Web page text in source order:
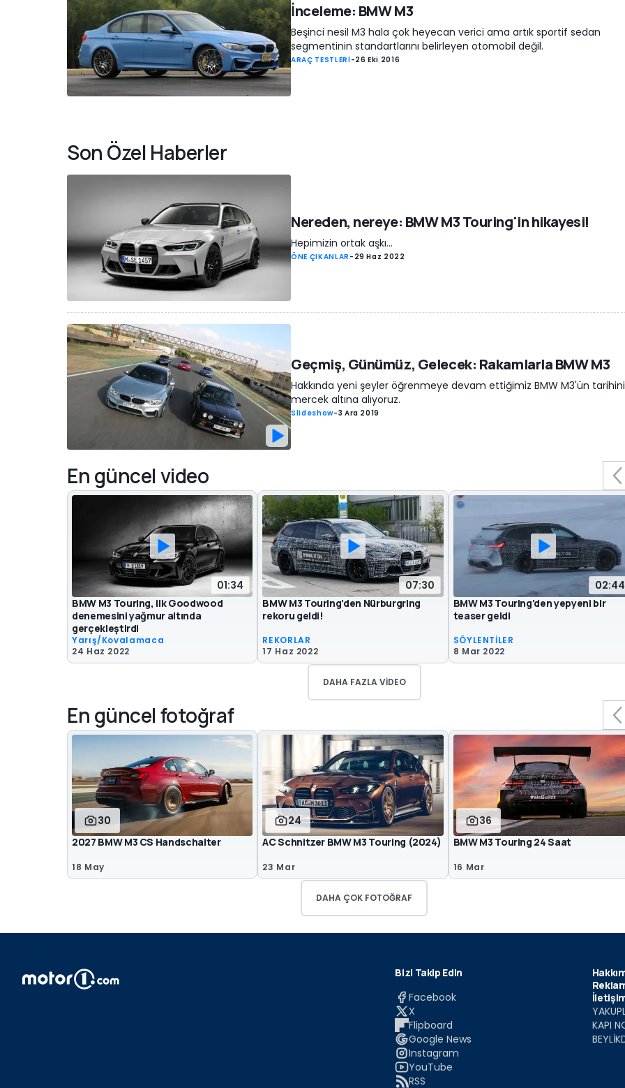
İnceleme: BMW M3
Beşinci nesil M3 hala çok heyecan verici ama artık sportif sedan
segmentinin standartlarını belirleyen otomobil değil.
ARAÇ TESTLERİ-26 Eki 2016
Son Özel Haberler
Nereden, nereye: BMW M3 Touring'in hikayesi!
Hepimizin ortak aşkı...
ÖNE ÇIKANLAR - 29 Haz 2022
Geçmiş, Günümüz, Gelecek: Rakamlarla BMW M3
Hakkında yeni şeyler öğrenmeye devam ettiğimiz BMW M3'ün tarihini
mercek altına alıyoruz.
Slideshow-3 Ara 2019
En güncel video
01:34
BMW M3 Touring, ilk Goodwood
denemesini yağmur altında
gerçekleştirdi
Yarış/Kovalamaca
24 Haz 2022
07:30
BMW M3 Touring'den Nürburgring
rekoru geldi!
REKORLAR
17 Haz 2022
02:44
BMW M3 Touring'den yepyeni bir
teaser geldi
SÖYLENTİLER
8 Mar 2022
DAHA FAZLA VIDEO
En güncel fotoğraf
30
2027 BMW M3 CS Handschalter
18 May
24
AC Schnitzer BMW M3 Touring (2024)
23 Mar
36
BMW M3 Touring 24 Saat
16 Mar
DAHA ÇOK FOTOĞRAF
Bizi Takip Edin
Facebook
X
Flipboard
Google News
Instagram
YouTube
RSS
KAPI